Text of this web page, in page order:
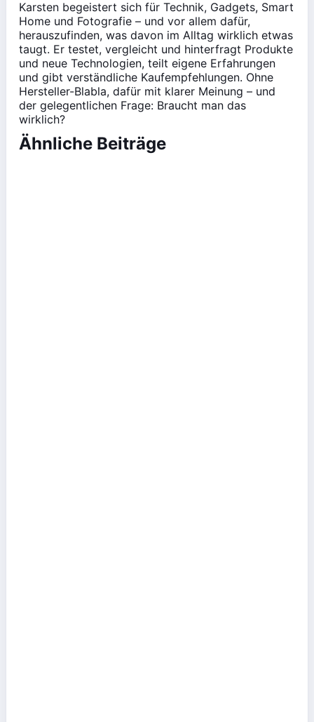
Karsten begeistert sich für Technik, Gadgets, Smart
Home und Fotografie – und vor allem dafür,
herauszufinden, was davon im Alltag wirklich etwas
taugt. Er testet, vergleicht und hinterfragt Produkte
und neue Technologien, teilt eigene Erfahrungen
und gibt verständliche Kaufempfehlungen. Ohne
Hersteller-Blabla, dafür mit klarer Meinung – und
der gelegentlichen Frage: Braucht man das
wirklich?
Ähnliche Beiträge